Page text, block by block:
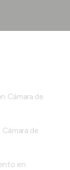
Cámara de
de
en